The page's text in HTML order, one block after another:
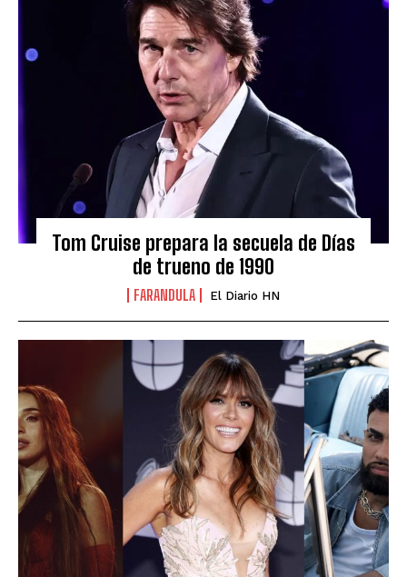
Tom Cruise prepara la secuela de Días
de trueno de 1990
FARANDULA El Diario HN